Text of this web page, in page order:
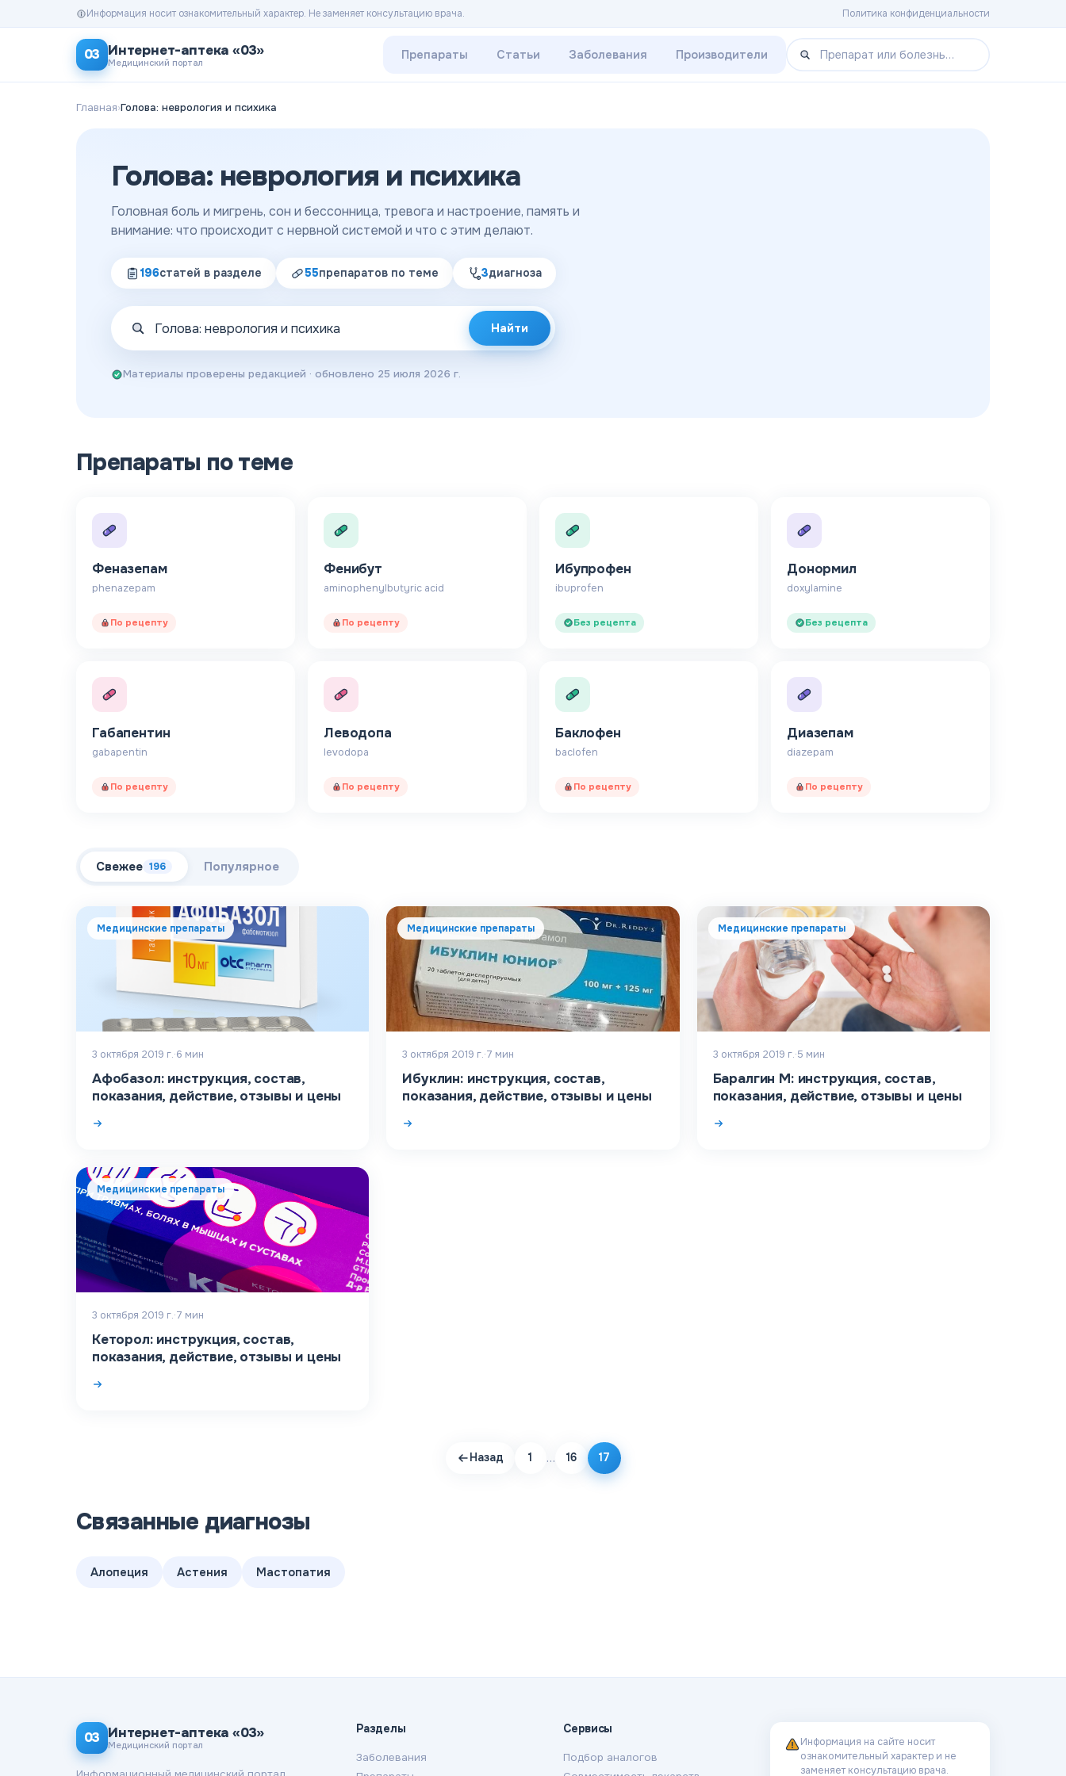
Политика конфиденциальности
Информация носит ознакомительный характер. Не заменяет консультацию врача.
03 Интернет-аптека «03»
Медицинский портал
Препараты Статьи Заболевания Производители
Главная›Голова: неврология и психика
Голова: неврология и психика
Головная боль и мигрень, сон и бессонница, тревога и настроение, память и
внимание: что происходит с нервной системой и что с этим делают.
196статей в разделе 55препаратов по теме 3диагноза
Найти
Материалы проверены редакцией · обновлено 25 июля 2026 г.
Препараты по теме
Феназепам
phenazepam
По рецепту
Фенибут
aminophenylbutyric acid
По рецепту
Ибупрофен
ibuprofen
Без рецепта
Донормил
doxylamine
Без рецепта
Габапентин
gabapentin
По рецепту
Леводопа
levodopa
По рецепту
Баклофен
baclofen
По рецепту
Диазепам
diazepam
По рецепту
Свежее 196 Популярное
Медицинские препараты
3 октября 2019 г.·6 мин
Афобазол: инструкция, состав,
показания, действие, отзывы и цены
Медицинские препараты
3 октября 2019 г.·7 мин
Ибуклин: инструкция, состав,
показания, действие, отзывы и цены
Медицинские препараты
3 октября 2019 г.·5 мин
Баралгин М: инструкция, состав,
показания, действие, отзывы и цены
Медицинские препараты
3 октября 2019 г.·7 мин
Кеторол: инструкция, состав,
показания, действие, отзывы и цены
Назад 1 … 16 17
Связанные диагнозы
Алопеция Астения Мастопатия
03 Интернет-аптека «03»
Медицинский портал
Разделы
Заболевания
Сервисы
Подбор аналогов
Информация на сайте носит
ознакомительный характер и не
заменяет консультацию врача.